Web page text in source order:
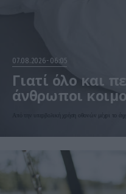
07.08.2026 06:05
Γιατί όλο και
άνθρωποι
Από την υπερβολική χρήση οθονών μέχρι το